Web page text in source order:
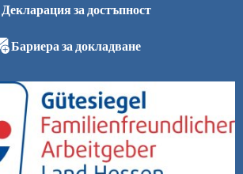
Декларация за достъпност
Бариера за докладване